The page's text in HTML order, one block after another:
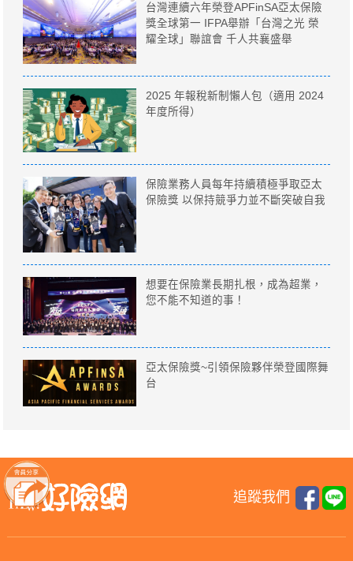
台灣連續六年榮登APFinSA亞太保險
獎全球第一 IFPA舉辦「台灣之光 榮
耀全球」聯誼會 千人共襄盛舉
2025 年報稅新制懶人包（適用 2024
年度所得）
保險業務人員每年持續積極爭取亞太
保險獎 以保持競爭力並不斷突破自我
想要在保險業長期扎根，成為超業，
您不能不知道的事！
亞太保險獎~引領保險夥伴榮登國際舞
台
追蹤我們